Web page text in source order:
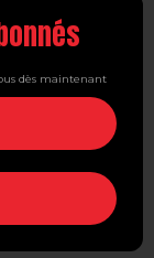
dès maintenant